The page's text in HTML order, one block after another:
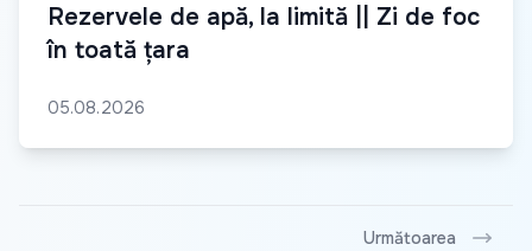
Rezervele de apă, la limită || Zi de foc
în toată țara
05.08.2026
Următoarea